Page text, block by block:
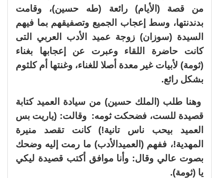
من قصة (الأيام) رائعة (طه حسين)، وقامت
بدندنتها، وسط إعجاب الجميع وتصفيقهم بما فيهم
السيدة (سوزان) زوجة عميد الأدب العربي التى
كانت حاضرة اللقاء وعبرت عن إعجابها بغناء
(ثومة) لأبيات غير معدة أصلا للغناء، وغنتها أم كلثوم
بشكل رائع.
وهنا طلب (الملك حسين) من سيادة العميد كتابة
قصيدة للست، فضحكت ثومه: وقالت: (ياريت بس
العميد بيحب ناس تانية!) كانت تقصد منيرة
المهدية!، ففهم (العميدالأدب) ما رمت إليه وضحك
بصوت عالي وقال: وأنا موافق أكتب قصيدة ليكي
يا (ثومة).